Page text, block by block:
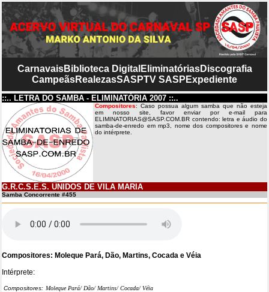
CarnavaisBiblioteca Digital EliminatóriasDiscografia
CampeãsRealezasSASPTV SASP Expediente
::.. LETRA DO SAMBA - ELIMINATÓRIA 2007 ::..
Compositores: Caso possua algum samba que não esteja
em nosso site, favor enviar por e-mail para
ELIMINATORIAS@SASP.COM.BR contendo: letra e áudio do
samba-de-enredo em mp3, nome dos compositores e nome
do intérprete.
G.R.C.S.E.S. UNIDOS DE VILA MARIA
Samba Concorrente #455
Compositores: Moleque Pará, Dão, Martins, Cocada e Véia
Intérprete:
Compositores: Moleque Pará/ Dão/ Martins/ Cocada/ Véia